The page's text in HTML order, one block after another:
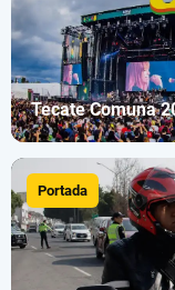
Tecate Comuna
Portada